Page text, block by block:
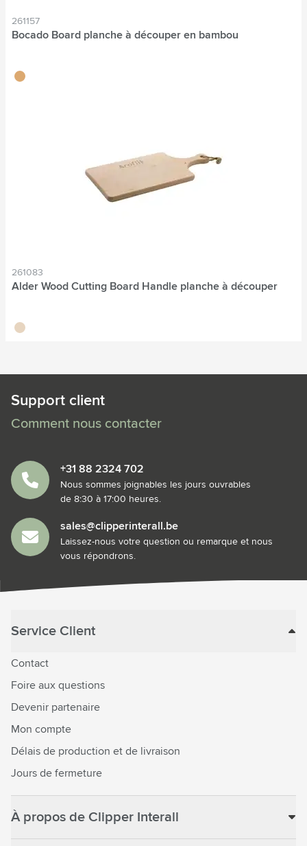
261157
Bocado Board planche à découper en bambou
bambou
261083
Alder Wood Cutting Board Handle planche à découper
brun bois
Support client
Comment nous contacter
+31 88 2324 702
Nous sommes joignables les jours ouvrables
de 8:30 à 17:00 heures.
sales@clipperinterall.be
Laissez-nous votre question ou remarque et nous
vous répondrons.
Service Client
Contact
Foire aux questions
Devenir partenaire
Mon compte
Délais de production et de livraison
Jours de fermeture
À propos de Clipper Interall